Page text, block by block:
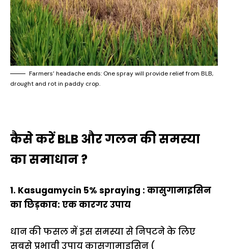
Farmers’ headache ends: One spray will provide relief from BLB,
drought and rot in paddy crop.
कैसे करें BLB और गलन की समस्या
का समाधान ?
1. Kasugamycin 5% spraying : कासुगामाइसिन
का छिड़काव: एक कारगर उपाय
धान की फसल में इस समस्या से निपटने के लिए
सबसे प्रभावी उपाय कासुगामाइसिन (